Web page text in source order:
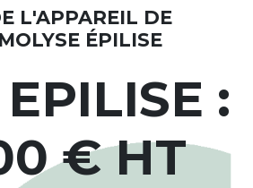
L'APPAREIL DE
ÉPILISE
:
€ HT